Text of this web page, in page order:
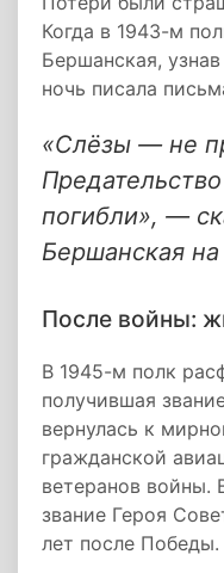
Когда в 1943-м
Бершанская,
ночь писала
«Слёзы — не
погибли», —
Бершанская
После войны:
В 1945-м полк
получившая
вернулась к
гражданской
ветеранов войны.
звание Героя
лет после Победы.